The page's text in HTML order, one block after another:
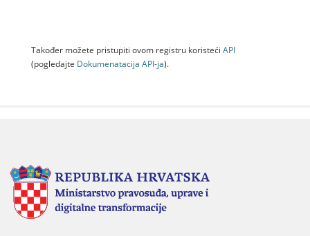
Također možete pristupiti ovom registru koristeći API
(pogledajte Dokumenаtаcijа API-jа).